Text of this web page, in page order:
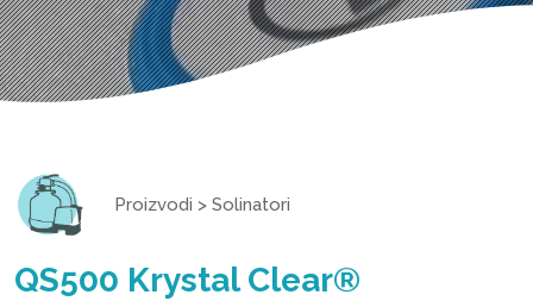
Proizvodi > Solinatori
QS500 Krystal Clear®